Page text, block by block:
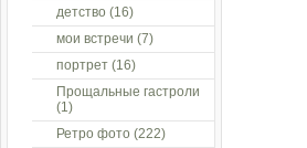
детство (16)
мои встречи (7)
портрет (16)
Прощальные гастроли
(1)
Ретро фото (222)